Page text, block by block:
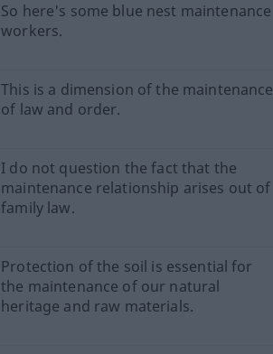
So here's some blue nest maintenance
workers.
This is a dimension of the maintenance
of law and order.
I do not question the fact that the
maintenance relationship arises out of
family law.
Protection of the soil is essential for
the maintenance of our natural
heritage and raw materials.